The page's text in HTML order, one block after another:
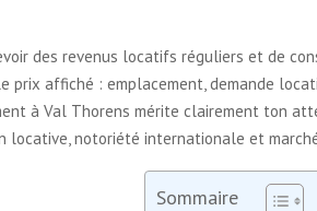
des revenus locatifs réguliers et de
affiché : emplacement, demande
à Val Thorens mérite clairement ton
notoriété internationale et
Sommaire